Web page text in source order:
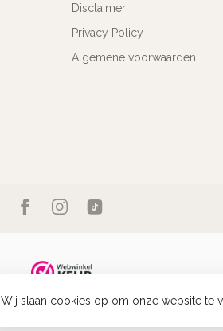
Disclaimer
Privacy Policy
Algemene voorwaarden
- Powered byLightspeed -Lightspeed design by
Wij slaan cookies op om onze website te